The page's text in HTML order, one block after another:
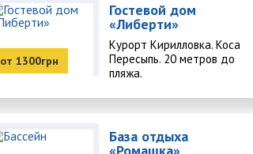
от 1300грн
Гостевой дом
«Либерти»
Курорт Кирилловка. Коса
Пересыпь. 20 метров до
пляжа.
База отдыха